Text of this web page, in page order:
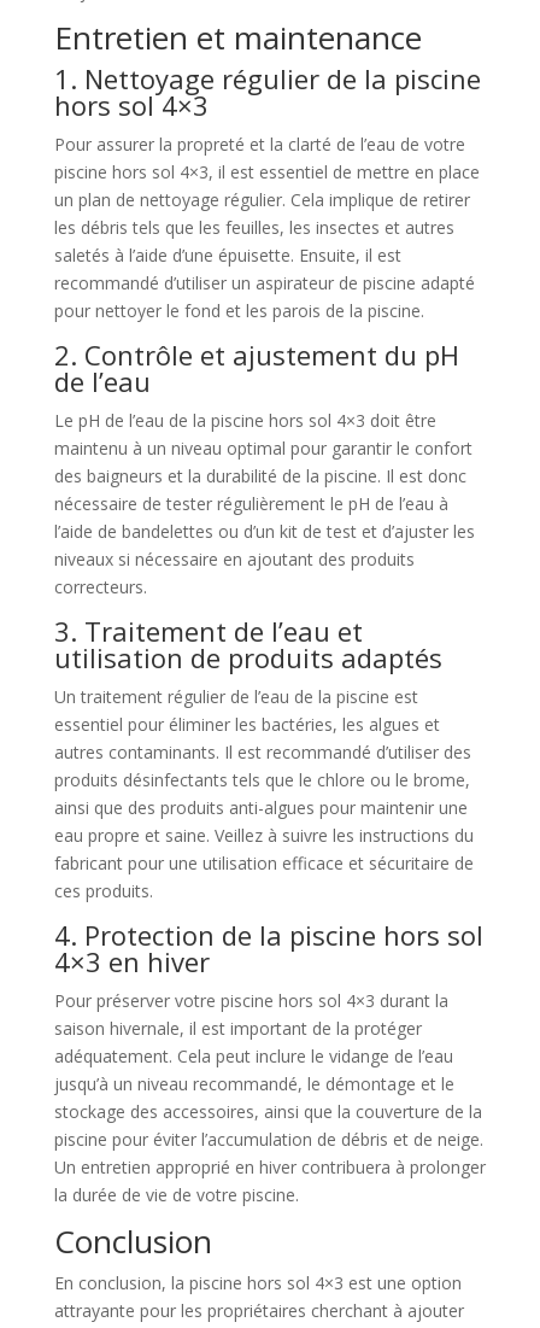
Entretien et maintenance
1. Nettoyage régulier de la piscine
hors sol 4×3
Pour assurer la propreté et la clarté de l’eau de votre
piscine hors sol 4×3, il est essentiel de mettre en place
un plan de nettoyage régulier. Cela implique de retirer
les débris tels que les feuilles, les insectes et autres
saletés à l’aide d’une épuisette. Ensuite, il est
recommandé d’utiliser un aspirateur de piscine adapté
pour nettoyer le fond et les parois de la piscine.
2. Contrôle et ajustement du pH
de l’eau
Le pH de l’eau de la piscine hors sol 4×3 doit être
maintenu à un niveau optimal pour garantir le confort
des baigneurs et la durabilité de la piscine. Il est donc
nécessaire de tester régulièrement le pH de l’eau à
l’aide de bandelettes ou d’un kit de test et d’ajuster les
niveaux si nécessaire en ajoutant des produits
correcteurs.
3. Traitement de l’eau et
utilisation de produits adaptés
Un traitement régulier de l’eau de la piscine est
essentiel pour éliminer les bactéries, les algues et
autres contaminants. Il est recommandé d’utiliser des
produits désinfectants tels que le chlore ou le brome,
ainsi que des produits anti-algues pour maintenir une
eau propre et saine. Veillez à suivre les instructions du
fabricant pour une utilisation efficace et sécuritaire de
ces produits.
4. Protection de la piscine hors sol
4×3 en hiver
Pour préserver votre piscine hors sol 4×3 durant la
saison hivernale, il est important de la protéger
adéquatement. Cela peut inclure le vidange de l’eau
jusqu’à un niveau recommandé, le démontage et le
stockage des accessoires, ainsi que la couverture de la
piscine pour éviter l’accumulation de débris et de neige.
Un entretien approprié en hiver contribuera à prolonger
la durée de vie de votre piscine.
Conclusion
En conclusion, la piscine hors sol 4×3 est une option
attrayante pour les propriétaires cherchant à ajouter